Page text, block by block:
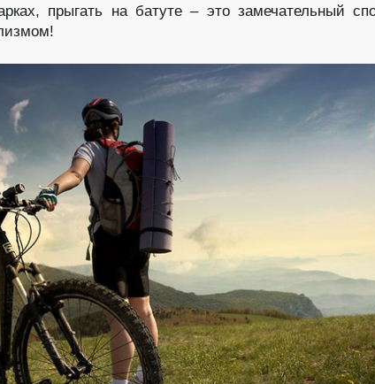
прыгать на батуте – это замечательный